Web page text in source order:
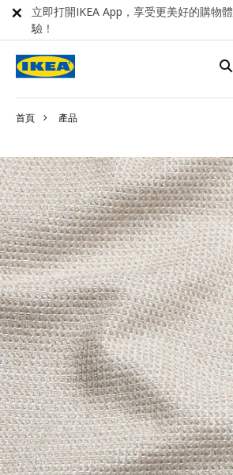
首頁 產品
立即打開IKEA App，享受更美好的購物體
驗！